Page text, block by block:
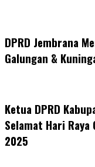
DPRD Jembrana
Galungan &
Ketua DPRD
Selamat Hari Raya
2025